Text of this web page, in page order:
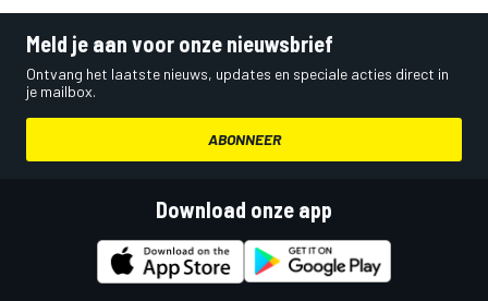
Meld je aan voor onze nieuwsbrief
Ontvang het laatste nieuws, updates en speciale acties direct in
je mailbox.
ABONNEER
Download onze app